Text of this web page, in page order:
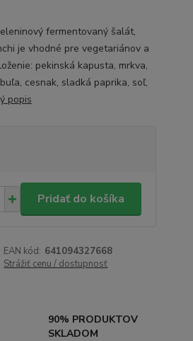
fermentovaný šalát,
je vhodné pre vegetariánov a
pekinská kapusta, mrkva,
cesnak, sladká paprika, soľ,
popis
Pridať do košíka
EAN kód: 641094327668
Strážiť cenu / dostupnosť
90% PRODUKTOV
SKLADOM